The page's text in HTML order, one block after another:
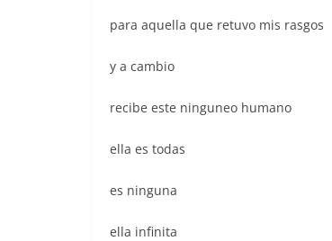
para aquella que retuvo mis rasgos
y a cambio
recibe este ninguneo humano
ella es todas
es ninguna
ella infinita